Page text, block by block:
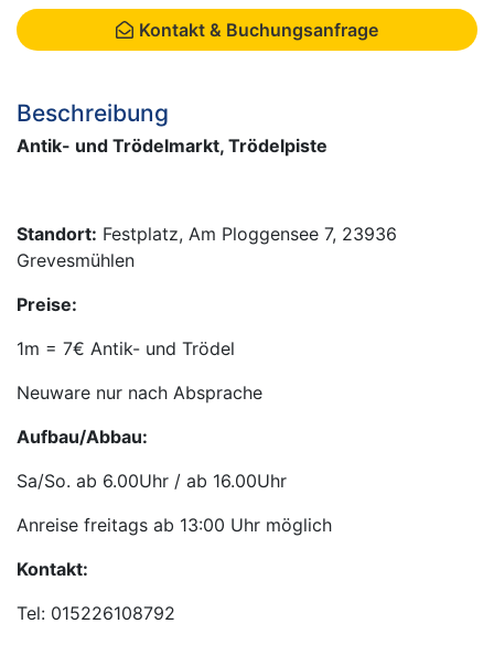
Kontakt & Buchungsanfrage
Beschreibung
Antik- und Trödelmarkt, Trödelpiste
Standort: Festplatz, Am Ploggensee 7, 23936
Grevesmühlen
Preise:
1m = 7€ Antik- und Trödel
Neuware nur nach Absprache
Aufbau/Abbau:
Sa/So. ab 6.00Uhr / ab 16.00Uhr
Anreise freitags ab 13:00 Uhr möglich
Kontakt:
Tel: 015226108792